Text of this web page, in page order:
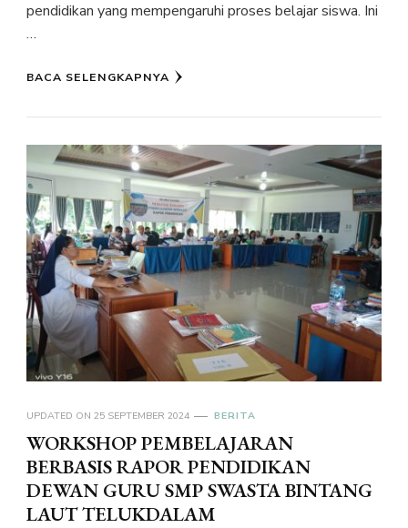
pendidikan yang mempengaruhi proses belajar siswa. Ini
…
BACA SELENGKAPNYA
UPDATED ON 25 SEPTEMBER 2024 BERITA
WORKSHOP PEMBELAJARAN
BERBASIS RAPOR PENDIDIKAN
DEWAN GURU SMP SWASTA BINTANG
LAUT TELUKDALAM